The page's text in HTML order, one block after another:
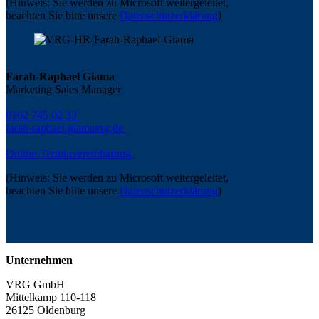
(Hinweis: Sie werden zu Microsoft weitergeleitet,
beachten Sie bitte unsere Datenschutzerklärung)
Farah-Raphael Giama
Marketing Sales Manager
0162 745 02 33
farah-raphael.giamavrg.de
Online-Terminvereinbarung
(Hinweis: Sie werden zu Microsoft weitergeleitet,
beachten Sie bitte unsere Datenschutzerklärung)
Unternehmen
VRG GmbH
Mittelkamp 110-118
26125 Oldenburg